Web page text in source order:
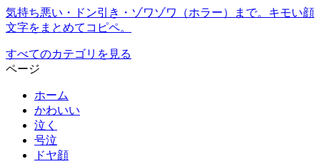
気持ち悪い・ドン引き・ゾワゾワ（ホラー）まで。キモい顔
文字をまとめてコピペ。
すべてのカテゴリを見る
ページ
ホーム
かわいい
泣く
号泣
ドヤ顔